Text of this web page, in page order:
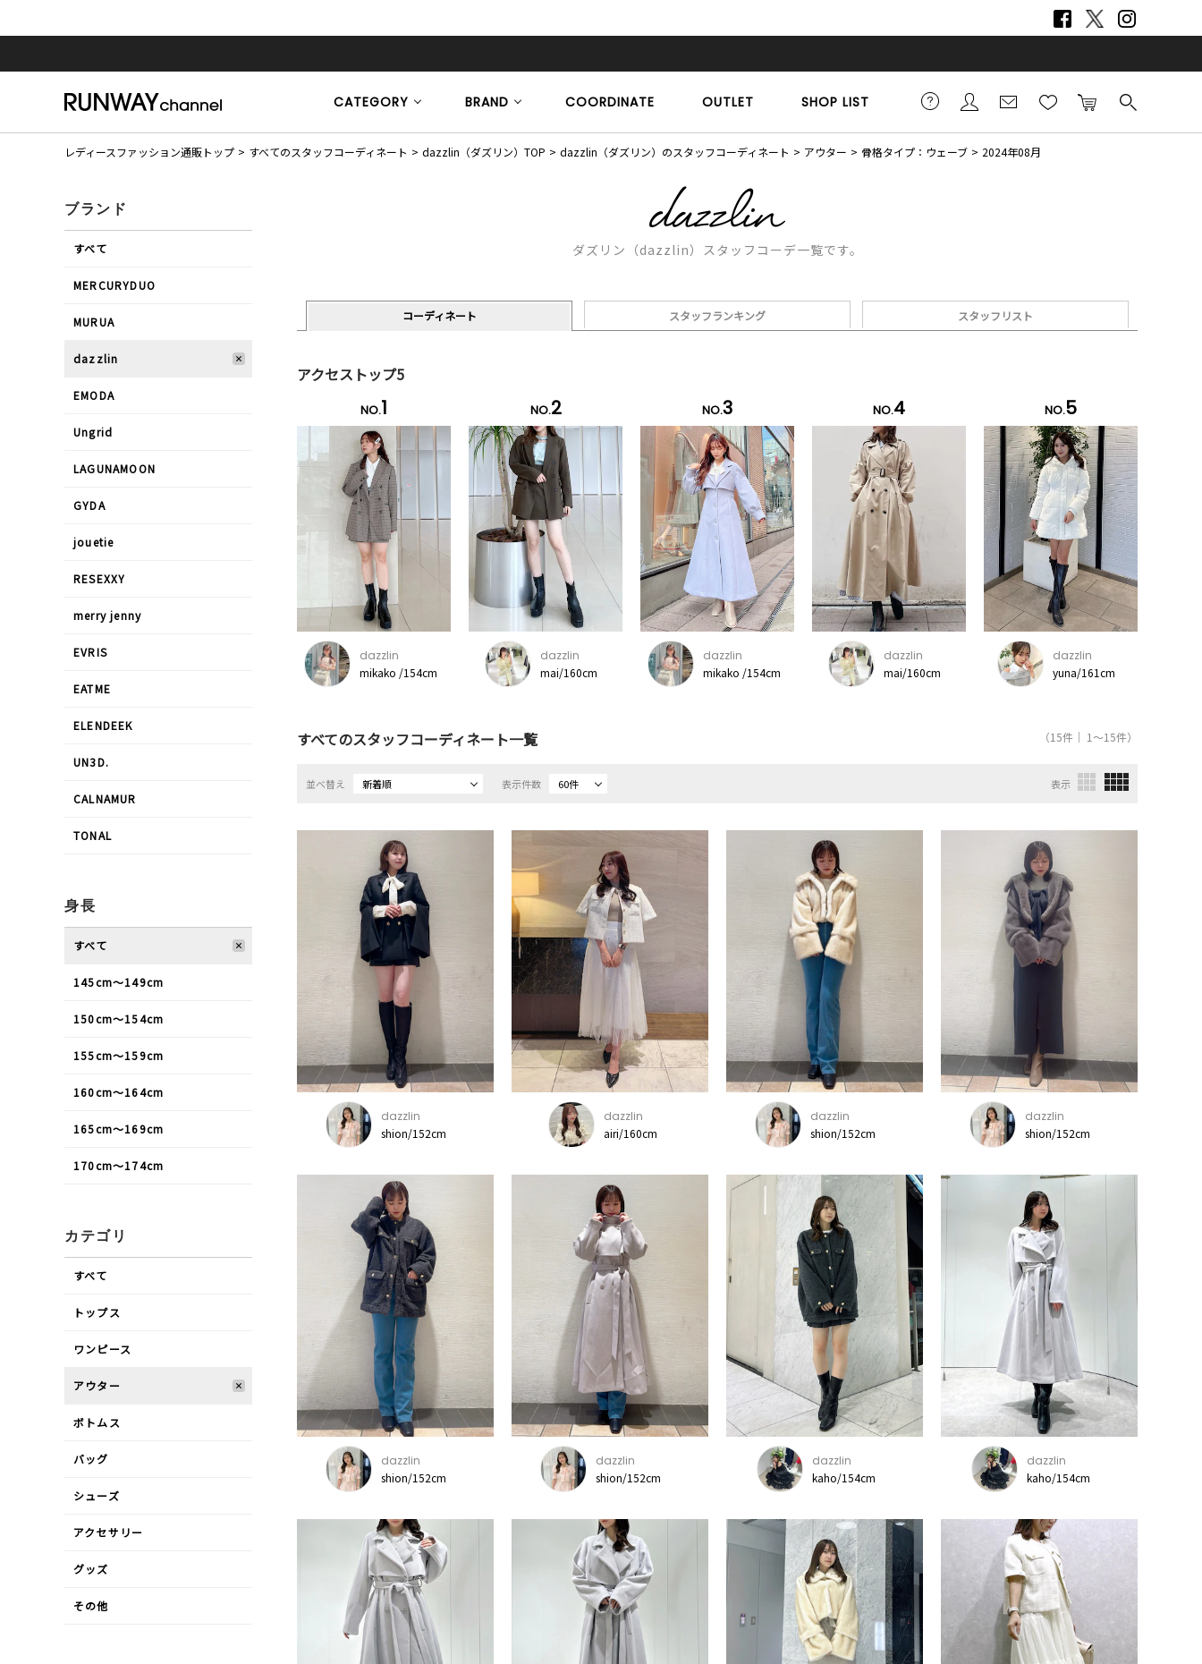
CATEGORY BRAND COORDINATE OUTLET SHOP LIST
レディースファッション通販トップ すべてのスタッフコーディネート dazzlin（ダズリン）TOP dazzlin（ダズリン）のスタッフコーディネート アウター 骨格タイプ：ウェーブ 2024年08月
ダズリン（dazzlin）スタッフコーデ一覧です。
コーディネート スタッフランキング スタッフリスト
アクセストップ5
NO.1
dazzlin
mikako /154cm
NO.2
dazzlin
mai/160cm
NO.3
dazzlin
mikako /154cm
NO.4
dazzlin
mai/160cm
NO.5
dazzlin
yuna/161cm
すべてのスタッフコーディネート一覧 （15件｜ 1～15件）
並べ替え 新着順 表示件数 60件 表示
dazzlin
shion/152cm
dazzlin
airi/160cm
dazzlin
shion/152cm
dazzlin
shion/152cm
dazzlin
shion/152cm
dazzlin
shion/152cm
dazzlin
kaho/154cm
dazzlin
kaho/154cm
ブランド
すべて
MERCURYDUO
MURUA
dazzlin
EMODA
Ungrid
LAGUNAMOON
GYDA
jouetie
RESEXXY
merry jenny
EVRIS
EATME
ELENDEEK
UN3D.
CALNAMUR
TONAL
身長
すべて
145cm〜149cm
150cm〜154cm
155cm〜159cm
160cm〜164cm
165cm〜169cm
170cm〜174cm
カテゴリ
すべて
トップス
ワンピース
アウター
ボトムス
バッグ
シューズ
アクセサリー
グッズ
その他